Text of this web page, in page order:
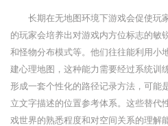
长期在无地图环境下游戏会促使玩
的玩家会培养出对游戏内方位标志的敏
和怪物分布模式等。他们往往能利用小
建心理地图，这种能力需要经过系统训
形成一套个性化的路径记录方法，可能
立文字描述的位置参考体系。这些替代
戏世界的熟悉程度和对空间关系的理解